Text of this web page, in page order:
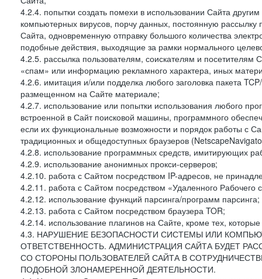
4.2.4. попытки создать помехи в использовании Сайта
компьютерных вирусов, порчу данных, постоянную
Сайта, одновременную отправку большого количества
подобные действия, выходящие за рамки нормального
4.2.5. рассылка пользователям, соискателям и
«спам» или информацию рекламного характера, иных
4.2.6. имитация и/или подделка любого заголовка пакета
размещенном на Сайте материале;
4.2.7. использование или попытки использования любого
встроенной в Сайт поисковой машины, программного
если их функциональные возможности и порядок работы с
традиционных и общедоступных браузеров
4.2.8. использование программных средств, имитирующих
4.2.9. использование анонимных прокси-серверов;
4.2.10. работа с Сайтом посредством IP-адресов, не
4.2.11. работа с Сайтом посредством «Удаленного Рабочего
4.2.12. использование функций парсинга/программ парсинга;
4.2.13. работа с Сайтом посредством браузера TOR;
4.2.14. использование плагинов на Сайте, кроме тех,
4.3. НАРУШЕНИЕ БЕЗОПАСНОСТИ СИСТЕМЫ ИЛИ
ОТВЕТСТВЕННОСТЬ. АДМИНИСТРАЦИЯ САЙТА БУДЕТ
СО СТОРОНЫ ПОЛЬЗОВАТЕЛЕЙ САЙТА В
ПОДОБНОЙ ЗЛОНАМЕРЕННОЙ ДЕЯТЕЛЬНОСТИ.